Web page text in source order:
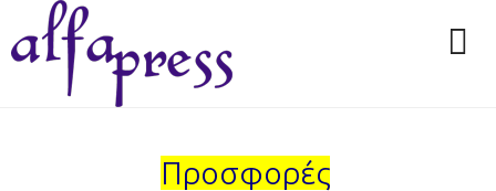
Προσφορές